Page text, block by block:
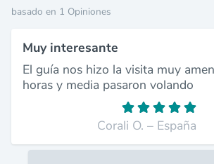
basado en 1 Opiniones
Muy interesante
El guía nos hizo la visita muy
horas y media pasaron volando
Corali O. – España